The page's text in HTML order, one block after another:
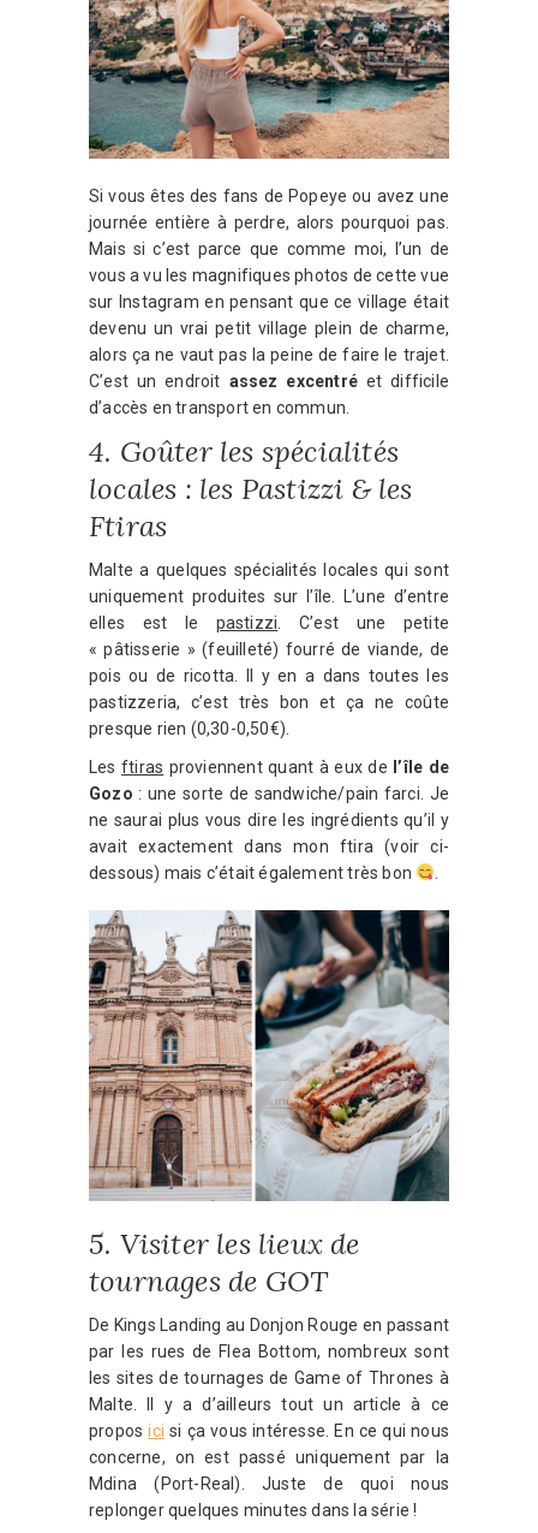
Si vous êtes des fans de Popeye ou avez une
journée entière à perdre, alors pourquoi pas.
Mais si c’est parce que comme moi, l’un de
vous a vu les magnifiques photos de cette vue
sur Instagram en pensant que ce village était
devenu un vrai petit village plein de charme,
alors ça ne vaut pas la peine de faire le trajet.
C’est un endroit assez excentré et difficile
d’accès en transport en commun.
4. Goûter les spécialités
locales : les Pastizzi & les
Ftiras
Malte a quelques spécialités locales qui sont
uniquement produites sur l’île. L’une d’entre
elles est le pastizzi . C’est une petite
« pâtisserie » (feuilleté) fourré de viande, de
pois ou de ricotta. Il y en a dans toutes les
pastizzeria, c’est très bon et ça ne coûte
presque rien (0,30-0,50€).
Lesftiras proviennent quant à eux de l’île de
Gozo : une sorte de sandwiche/pain farci. Je
ne saurai plus vous dire les ingrédients qu’il y
avait exactement dans mon ftira (voir ci-
dessous) mais c’était également très bon
5. Visiter les lieux de
tournages de GOT
De Kings Landing au Donjon Rouge en passant
par les rues de Flea Bottom, nombreux sont
les sites de tournages de Game of Thrones à
Malte. Il y a d’ailleurs tout un article à ce
proposici si ça vous intéresse. En ce qui nous
concerne, on est passé uniquement par la
Mdina (Port-Real). Juste de quoi nous
replonger quelques minutes dans la série !